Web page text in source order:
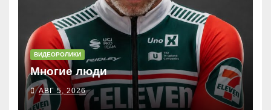
ВИДЕОРОЛИКИ
Многие люди
АВГ 5, 2026